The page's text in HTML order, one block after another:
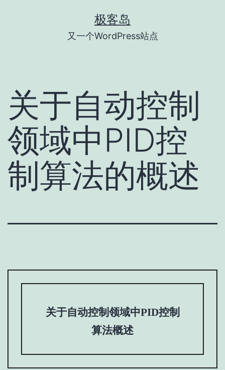
极客岛
又一个WordPress站点
关于自动控制
领域中PID控
制算法的概述
关于自动控制领域中PID控制
算法概述